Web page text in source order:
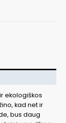
ekologiškos
kad net ir
bus daug